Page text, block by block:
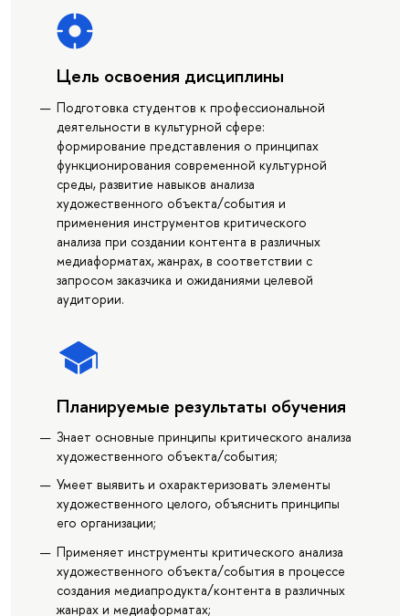
Цель освоения дисциплины
Подготовка студентов к профессиональной
деятельности в культурной сфере:
формирование представления о принципах
функционирования современной культурной
среды, развитие навыков анализа
художественного объекта/события и
применения инструментов критического
анализа при создании контента в различных
медиаформатах, жанрах, в соответствии с
запросом заказчика и ожиданиями целевой
аудитории.
Планируемые результаты обучения
Знает основные принципы критического анализа
художественного объекта/события;
Умеет выявить и охарактеризовать элементы
художественного целого, объяснить принципы
его организации;
Применяет инструменты критического анализа
художественного объекта/события в процессе
создания медиапродукта/контента в различных
жанрах и медиаформатах;